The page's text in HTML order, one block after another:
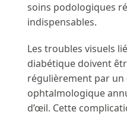
soins podologiques
indispensables.
Les troubles visuels
diabétique doivent
régulièrement par un
ophtalmologique
d’œil. Cette